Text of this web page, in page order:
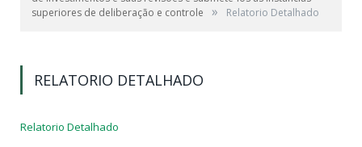
superiores de deliberação e controle
» Relatorio Detalhado
RELATORIO DETALHADO
Relatorio Detalhado